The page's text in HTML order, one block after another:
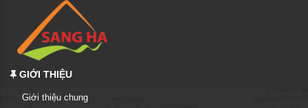
GIỚI THIỆU
Giới thiệu chung